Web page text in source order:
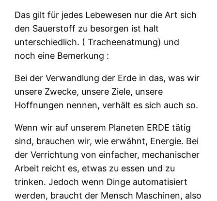
Das gilt für jedes Lebewesen nur die Art sich
den Sauerstoff zu besorgen ist halt
unterschiedlich. ( Tracheenatmung) und
noch eine Bemerkung :
Bei der Verwandlung der Erde in das, was wir
unsere Zwecke, unsere Ziele, unsere
Hoffnungen nennen, verhält es sich auch so.
Wenn wir auf unserem Planeten ERDE tätig
sind, brauchen wir, wie erwähnt, Energie. Bei
der Verrichtung von einfacher, mechanischer
Arbeit reicht es, etwas zu essen und zu
trinken. Jedoch wenn Dinge automatisiert
werden, braucht der Mensch Maschinen, also